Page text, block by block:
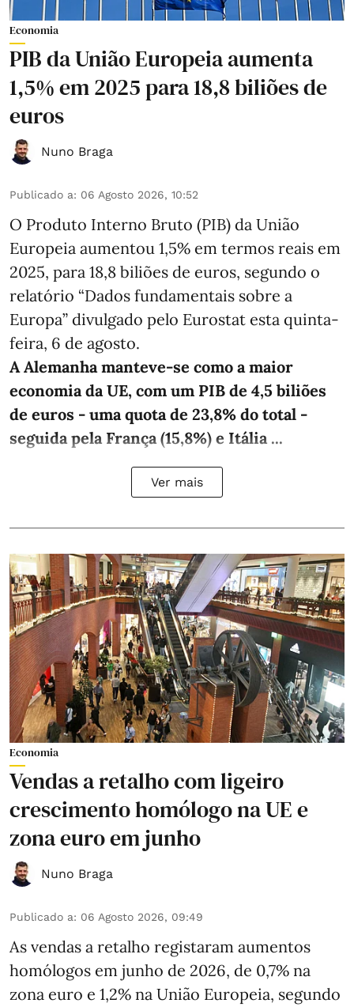
Economia
PIB da União Europeia aumenta
1,5% em 2025 para 18,8 biliões de
euros
Nuno Braga
Publicado a: 06 Agosto 2026, 10:52
O Produto Interno Bruto (PIB) da União
Europeia aumentou 1,5% em termos reais em
2025, para 18,8 biliões de euros, segundo o
relatório “Dados fundamentais sobre a
Europa” divulgado pelo Eurostat esta quinta-
feira, 6 de agosto.
A Alemanha manteve‑se como a maior
economia da UE, com um PIB de 4,5 biliões
de euros - uma quota de 23,8% do total -
seguida pela França (15,8%) e Itália ...
Ver mais
Economia
Vendas a retalho com ligeiro
crescimento homólogo na UE e
zona euro em junho
Nuno Braga
Publicado a: 06 Agosto 2026, 09:49
As vendas a retalho registaram aumentos
homólogos em junho de 2026, de 0,7% na
zona euro e 1,2% na União Europeia, segundo